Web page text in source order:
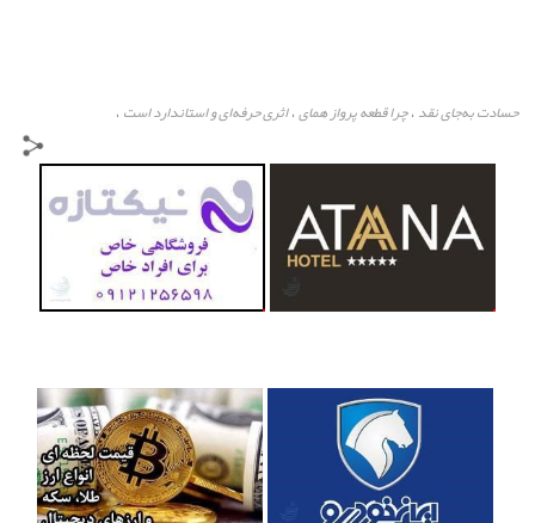
حسادت به‌جای نقد ،چرا قطعه پرواز همای،اثری حرفه‌ای و استاندارد است ،